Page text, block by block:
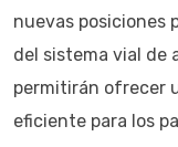
nuevas posiciones
del sistema vial de
permitirán ofrecer
eficiente para los